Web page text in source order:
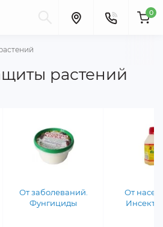
0
растений
От заболеваний.
Фунгициды
От